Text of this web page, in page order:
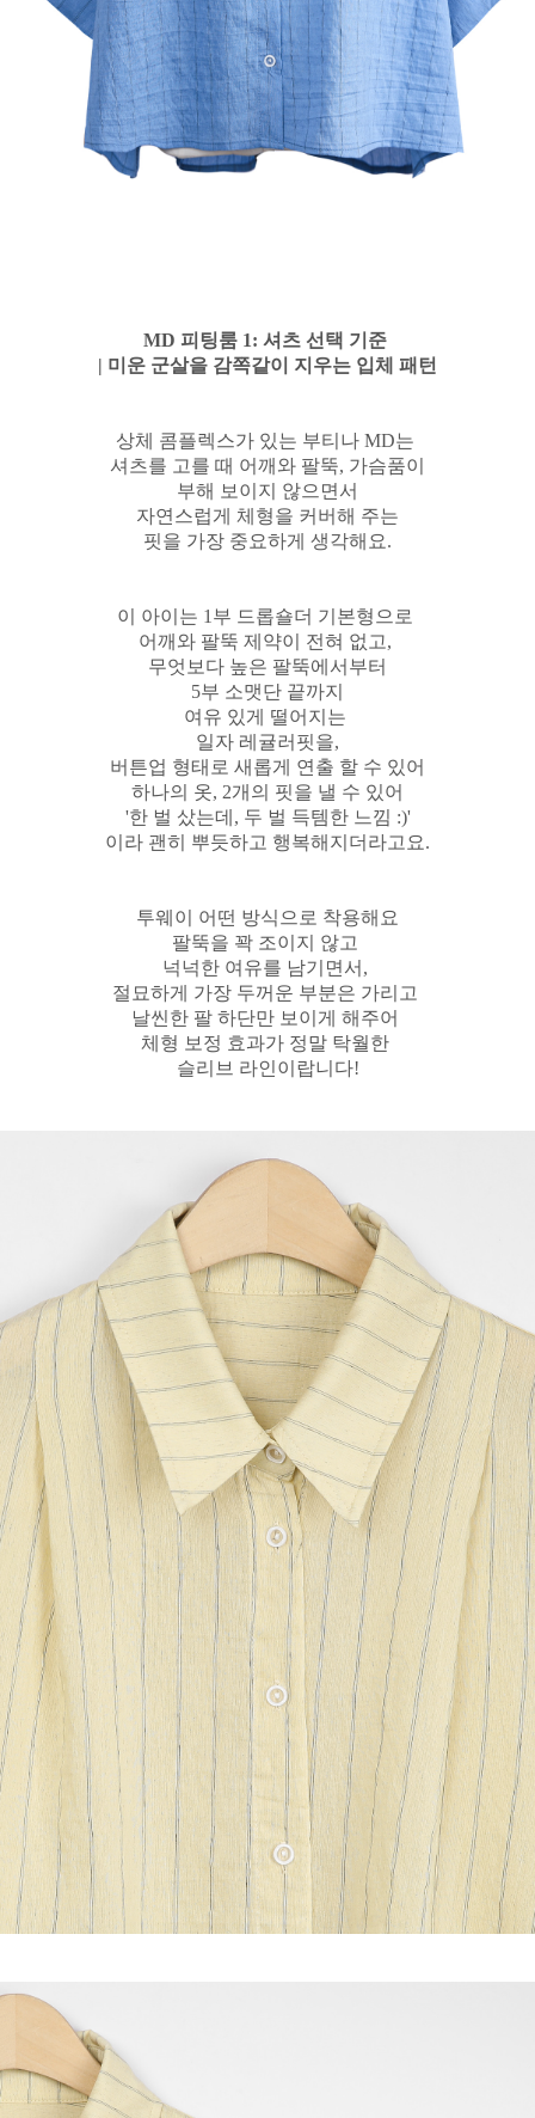
MD 피팅룸 1: 셔츠 선택 기준
| 미운 군살을 감쪽같이 지우는 입체 패턴
상체 콤플렉스가 있는 부티나 MD는
셔츠를 고를 때 어깨와 팔뚝, 가슴품이
부해 보이지 않으면서
자연스럽게 체형을 커버해 주는
핏을 가장 중요하게 생각해요.
이 아이는 1부 드롭숄더 기본형으로
어깨와 팔뚝 제약이 전혀 없고,
무엇보다 높은 팔뚝에서부터
5부 소맷단 끝까지
여유 있게 떨어지는
일자 레귤러핏을,
버튼업 형태로 새롭게 연출 할 수 있어
하나의 옷, 2개의 핏을 낼 수 있어
'한 벌 샀는데, 두 벌 득템한 느낌 :)'
이라 괜히 뿌듯하고 행복해지더라고요.
투웨이 어떤 방식으로 착용해요
팔뚝을 꽉 조이지 않고
넉넉한 여유를 남기면서,
절묘하게 가장 두꺼운 부분은 가리고
날씬한 팔 하단만 보이게 해주어
체형 보정 효과가 정말 탁월한
슬리브 라인이랍니다!